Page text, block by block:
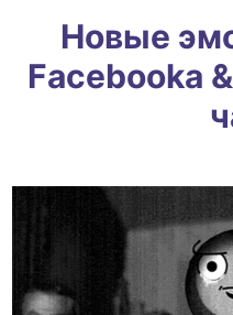
Новые
Facebooka